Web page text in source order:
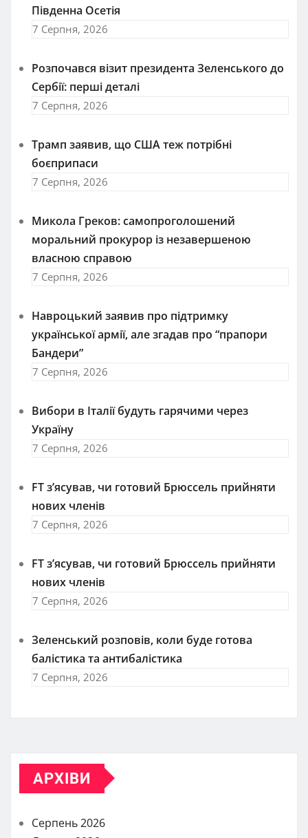
Південна Осетія
7 Серпня, 2026
Розпочався візит президента Зеленського до
Сербії: перші деталі
7 Серпня, 2026
Трамп заявив, що США теж потрібні
боєприпаси
7 Серпня, 2026
Микола Греков: самопроголошений
моральний прокурор із незавершеною
власною справою
7 Серпня, 2026
Навроцький заявив про підтримку
української армії, але згадав про “прапори
Бандери”
7 Серпня, 2026
Вибори в Італії будуть гарячими через
Україну
7 Серпня, 2026
FT зʼясував, чи готовий Брюссель прийняти
нових членів
7 Серпня, 2026
FT зʼясував, чи готовий Брюссель прийняти
нових членів
7 Серпня, 2026
Зеленський розповів, коли буде готова
балістика та антибалістика
7 Серпня, 2026
АРХІВИ
Серпень 2026